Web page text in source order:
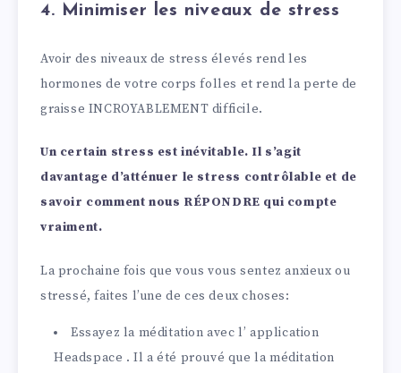
4. Minimiser les niveaux de stress
Avoir des niveaux de stress élevés rend les
hormones de votre corps folles et rend la perte de
graisse INCROYABLEMENT difficile.
Un certain stress est inévitable. Il s’agit
davantage d’atténuer le stress contrôlable et de
savoir comment nous RÉPONDRE qui compte
vraiment.
La prochaine fois que vous vous sentez anxieux ou
stressé, faites l’une de ces deux choses:
Essayez la méditation avec l’ application
Headspace . Il a été prouvé que la méditation